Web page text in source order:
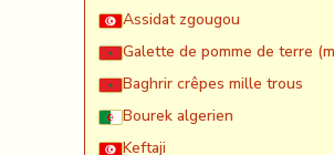
Assidat zgougou
Galette de pomme de terre
Baghrir crêpes mille trous
Bourek algerien
Keftaji